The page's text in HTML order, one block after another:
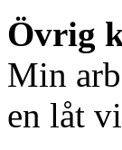
Övrig
Min
en låt